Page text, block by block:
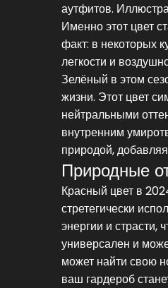
аутфитов.
Именно этот цвет
факт: в некоторых
легкости и
Зелёный в этом
жизни. Этот цвет
нейтральными
внутренним
природой,
Природные
Красный цвет в
стретегически
энергии и страсти,
универсален и
может найти свою
ваш гардероб